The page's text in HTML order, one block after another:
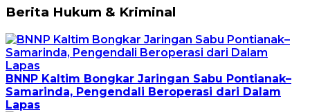
Berita Hukum & Kriminal
BNNP Kaltim Bongkar Jaringan Sabu Pontianak–
Samarinda, Pengendali Beroperasi dari Dalam
Lapas